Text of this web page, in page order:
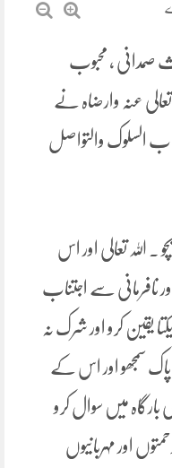
صمدانی ، محبوب
تعالی عنہ وارضاہ نے
السلوک والتواصل
اللہ تعالی اور اس
نافرمانی سے اجتناب
یقین کرو اور شرک نہ
سمجھو اور اس کے
میں سوال کرو
اور مہربانیوں